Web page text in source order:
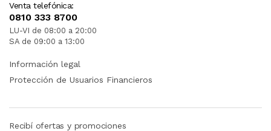
Venta telefónica:
0810 333 8700
LU-VI de 08:00 a 20:00
SA de 09:00 a 13:00
Información legal
Protección de Usuarios Financieros
Recibí ofertas y promociones